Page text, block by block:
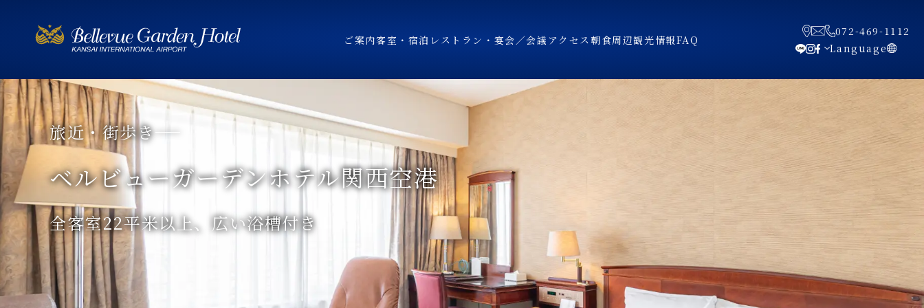
ご案内客室・宿泊 レストラン・宴会／会議 アクセス朝食周辺観光情報FAQ
072-469-1112
Language
旅近・街歩き
ベルビューガーデンホテル関西空港
ファミリ－層にも対応